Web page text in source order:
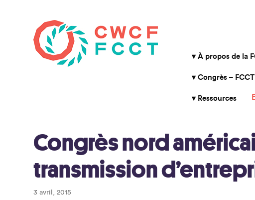
À propos de la
Congrès – FCCT
Ressources
Congrès nord
transmission
3 avril, 2015